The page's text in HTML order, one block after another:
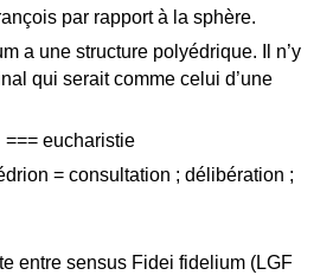
par rapport à la sphère.
a une structure polyédrique. Il n’y
qui serait comme celui d’une
eucharistie
= consultation ; délibération ;
entre sensus Fidei fidelium (LGF